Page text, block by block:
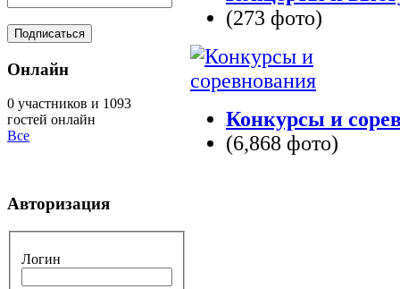
(273 фото)
Конкурсы и
(6,868 фото)
Онлайн
0 участников и 1093
гостей онлайн
Все
Авторизация
Логин